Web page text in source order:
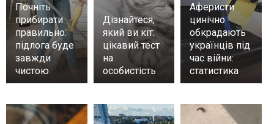
Почніть
прибирати
правильно:
підлога буде
завжди
чистою
Дізнайтеся,
який ви кіт:
цікавий тест
на
особистість
Аферисти
цинічно
обкрадають
українців під
час війни:
статистика